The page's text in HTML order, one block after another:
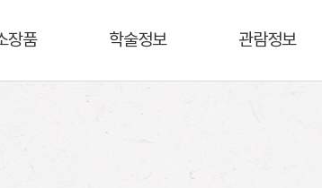
장품 학술정보 관람정보